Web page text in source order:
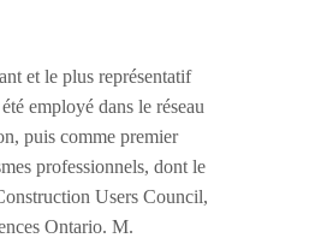
et le plus représentatif
employé dans le réseau
puis comme premier
professionnels, dont le
Users Council,
Ontario. M.